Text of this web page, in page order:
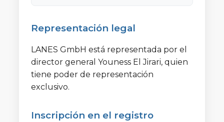
Representación legal
LANES GmbH está representada por el
director general Youness El Jirari, quien
tiene poder de representación
exclusivo.
Inscripción en el registro